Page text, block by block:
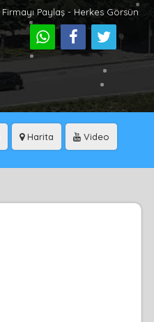
Firmayı Paylaş - Herkes Görsün
Harita Video